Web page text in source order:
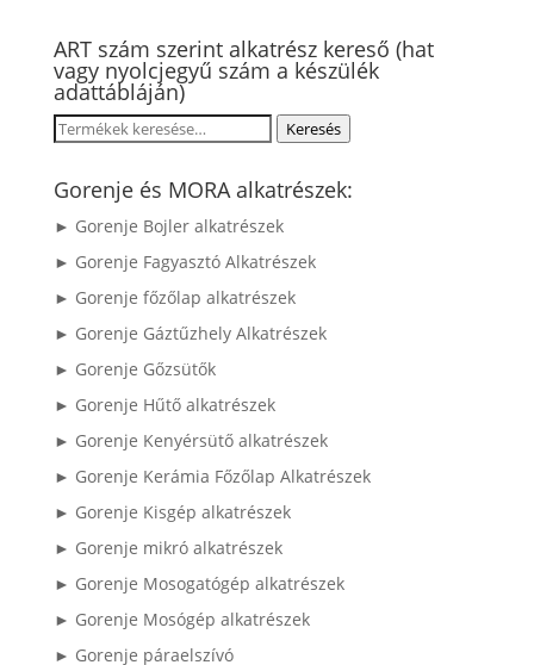
ART szám szerint alkatrész kereső (hat
vagy nyolcjegyű szám a készülék
adattábláján)
Keresés
következőre:
Keresés
Gorenje és MORA alkatrészek:
► Gorenje Bojler alkatrészek
► Gorenje Fagyasztó Alkatrészek
► Gorenje főzőlap alkatrészek
► Gorenje Gáztűzhely Alkatrészek
► Gorenje Gőzsütők
► Gorenje Hűtő alkatrészek
► Gorenje Kenyérsütő alkatrészek
► Gorenje Kerámia Főzőlap Alkatrészek
► Gorenje Kisgép alkatrészek
► Gorenje mikró alkatrészek
► Gorenje Mosogatógép alkatrészek
► Gorenje Mosógép alkatrészek
► Gorenje páraelszívó